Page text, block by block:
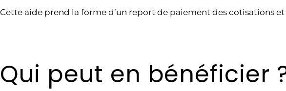
Cette aide prend la forme d’un report de paiement des cotisations
Qui peut en bénéficier